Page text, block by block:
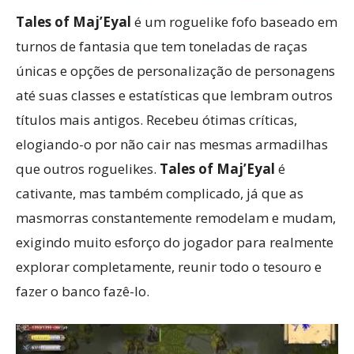
Tales of Maj’Eyal é um roguelike fofo baseado em
turnos de fantasia que tem toneladas de raças
únicas e opções de personalização de personagens
até suas classes e estatísticas que lembram outros
títulos mais antigos. Recebeu ótimas críticas,
elogiando-o por não cair nas mesmas armadilhas
que outros roguelikes. Tales of Maj’Eyal é
cativante, mas também complicado, já que as
masmorras constantemente remodelam e mudam,
exigindo muito esforço do jogador para realmente
explorar completamente, reunir todo o tesouro e
fazer o banco fazê-lo.